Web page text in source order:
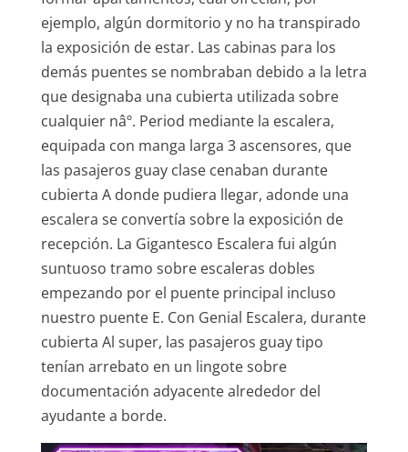
ejemplo, algún dormitorio y no ha transpirado
la exposición de estar. Las cabinas para los
demás puentes se nombraban debido a la letra
que designaba una cubierta utilizada sobre
cualquier nâº. Period mediante la escalera,
equipada con manga larga 3 ascensores, que
las pasajeros guay clase cenaban durante
cubierta A donde pudiera llegar, adonde una
escalera se convertía sobre la exposición de
recepción. La Gigantesco Escalera fui algún
suntuoso tramo sobre escaleras dobles
empezando por el puente principal incluso
nuestro puente E. Con Genial Escalera, durante
cubierta Al super, las pasajeros guay tipo
tenían arrebato en un lingote sobre
documentación adyacente alrededor del
ayudante a borde.